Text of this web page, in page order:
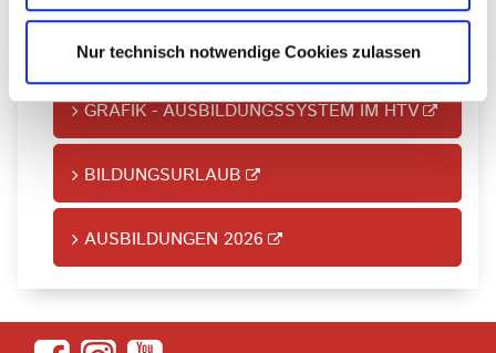
Nur technisch notwendige Cookies zulassen
AUSBILDUNGEN IM DTB
GRAFIK - AUSBILDUNGSSYSTEM IM HTV
BILDUNGSURLAUB
AUSBILDUNGEN 2026